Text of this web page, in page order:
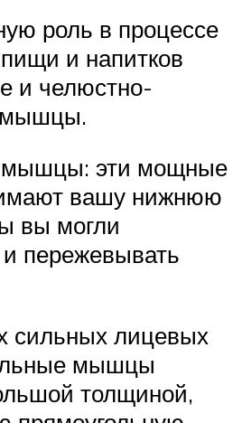
роль в процессе
и напитков
и челюстно-
мышцы.
эти мощные
вашу нижнюю
вы могли
пережевывать
сильных лицевых
мышцы
толщиной,